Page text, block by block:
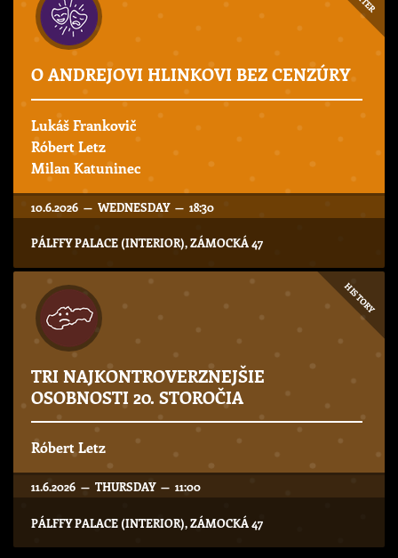
O ANDREJOVI HLINKOVI BEZ CENZÚRY
Lukáš Frankovič
Róbert Letz
Milan Katuninec
10.6.2026 — WEDNESDAY — 18:30
PÁLFFY PALACE (INTERIOR), ZÁMOCKÁ 47
HISTORY
TRI NAJKONTROVERZNEJŠIE
OSOBNOSTI 20. STOROČIA
Róbert Letz
11.6.2026 — THURSDAY — 11:00
PÁLFFY PALACE (INTERIOR), ZÁMOCKÁ 47